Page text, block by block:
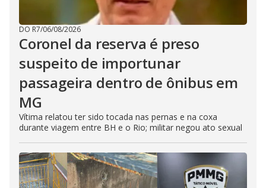
DO R7/06/08/2026
Coronel da reserva é preso
suspeito de importunar
passageira dentro de ônibus em
MG
Vítima relatou ter sido tocada nas pernas e na coxa
durante viagem entre BH e o Rio; militar negou ato sexual